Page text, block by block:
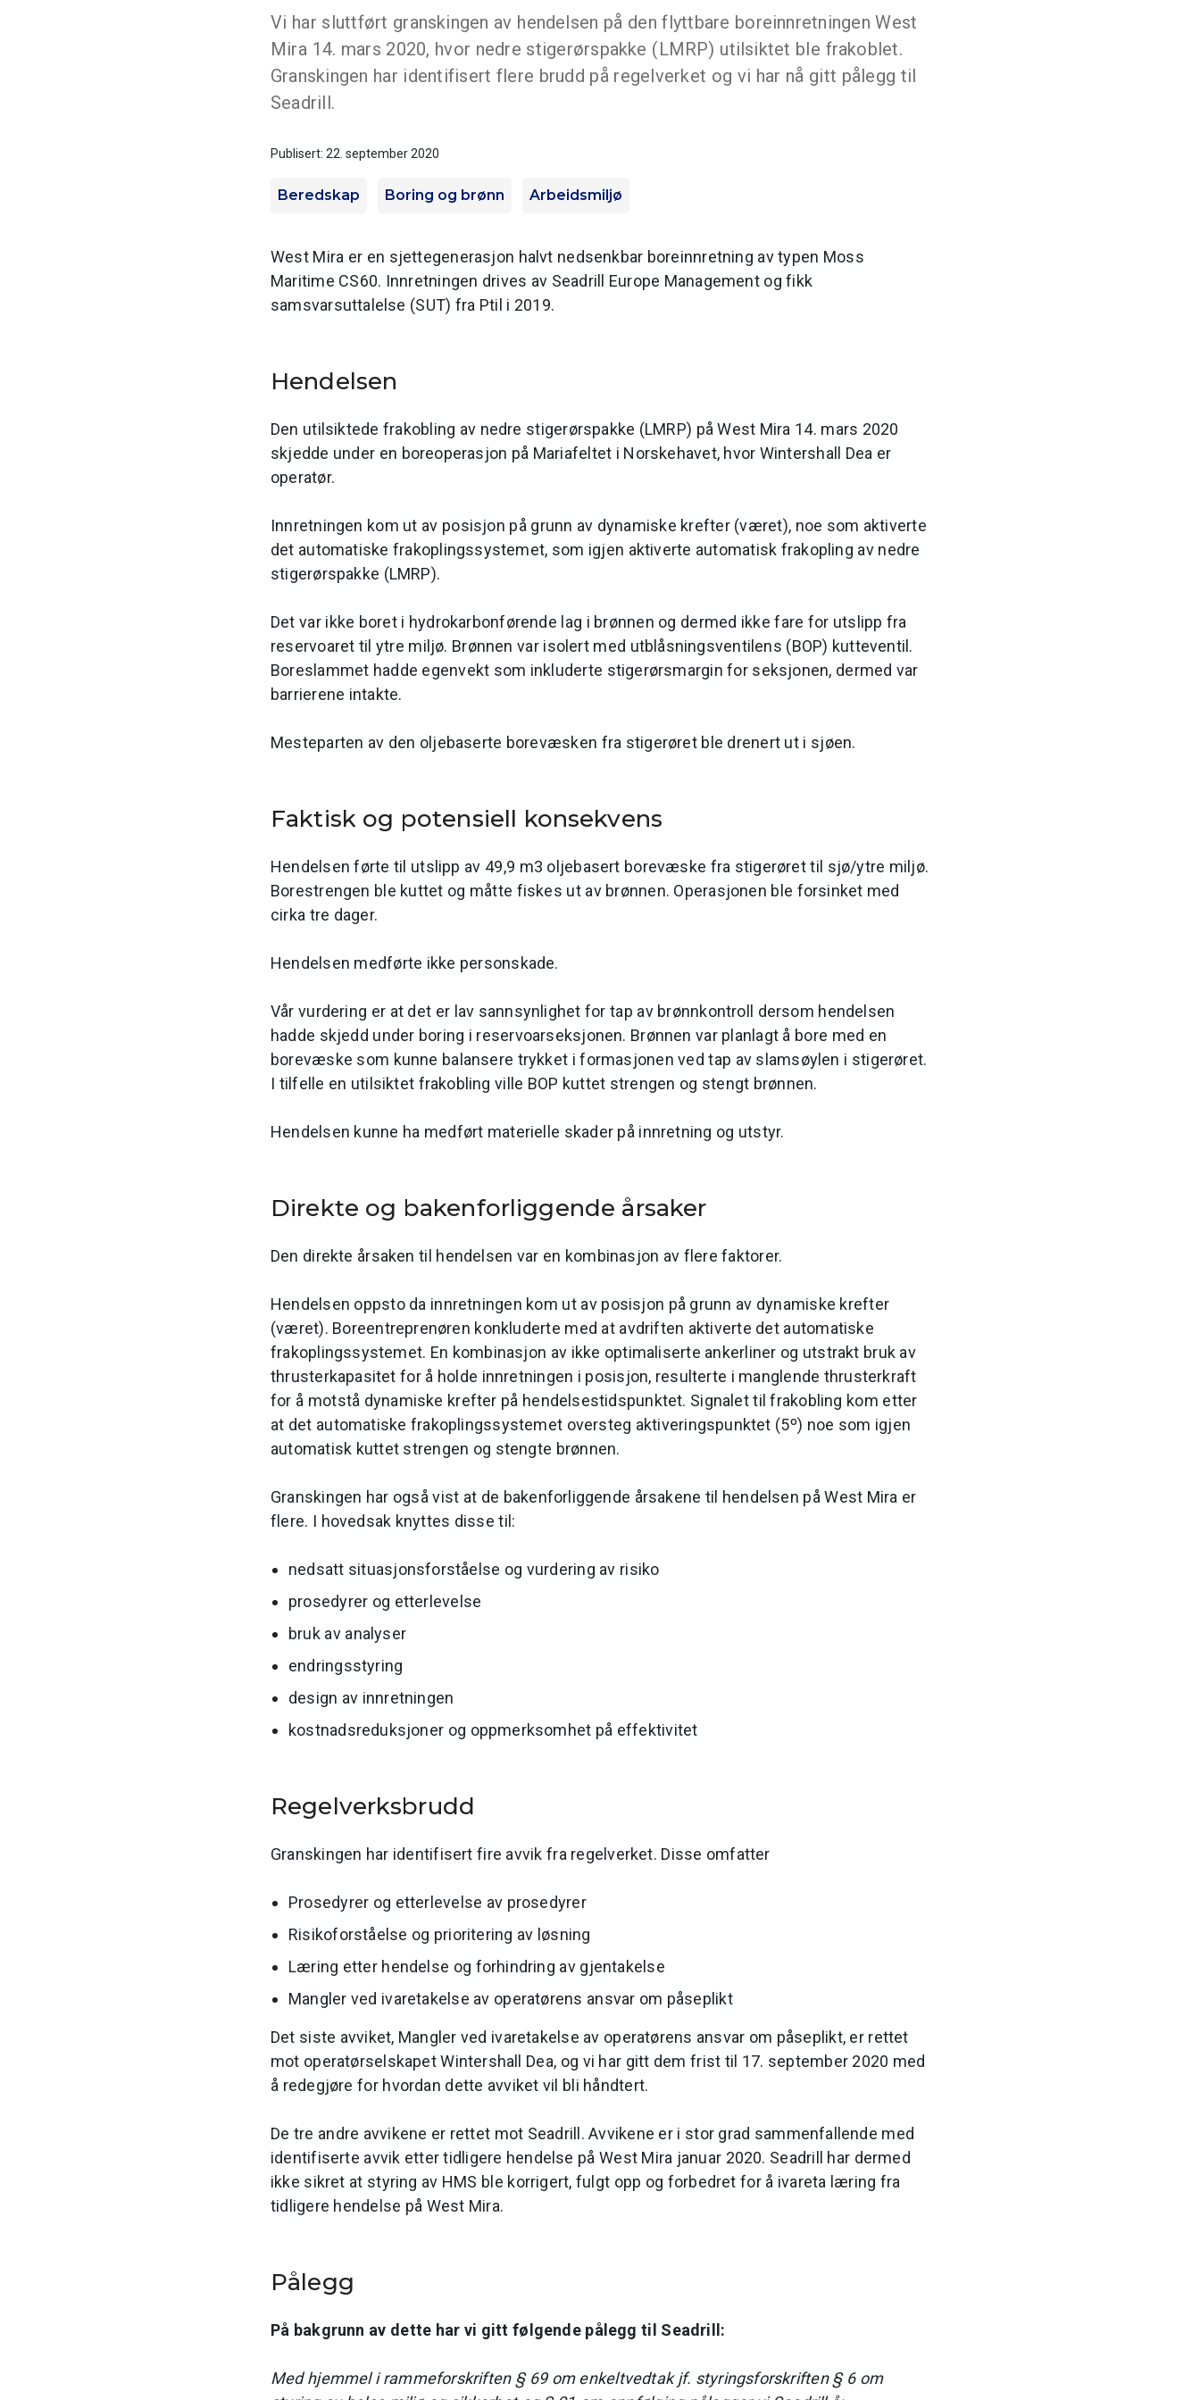
Vi har sluttført granskingen av hendelsen på den flyttbare boreinnretningen West
Mira 14. mars 2020, hvor nedre stigerørspakke (LMRP) utilsiktet ble frakoblet.
Granskingen har identifisert flere brudd på regelverket og vi har nå gitt pålegg til
Seadrill.
Publisert: 22. september 2020
Beredskap Boring og brønn Arbeidsmiljø
West Mira er en sjettegenerasjon halvt nedsenkbar boreinnretning av typen Moss
Maritime CS60. Innretningen drives av Seadrill Europe Management og fikk
samsvarsuttalelse (SUT) fra Ptil i 2019.
Hendelsen
Den utilsiktede frakobling av nedre stigerørspakke (LMRP) på West Mira 14. mars 2020
skjedde under en boreoperasjon på Mariafeltet i Norskehavet, hvor Wintershall Dea er
operatør.
Innretningen kom ut av posisjon på grunn av dynamiske krefter (været), noe som aktiverte
det automatiske frakoplingssystemet, som igjen aktiverte automatisk frakopling av nedre
stigerørspakke (LMRP).
Det var ikke boret i hydrokarbonførende lag i brønnen og dermed ikke fare for utslipp fra
reservoaret til ytre miljø. Brønnen var isolert med utblåsningsventilens (BOP) kutteventil.
Boreslammet hadde egenvekt som inkluderte stigerørsmargin for seksjonen, dermed var
barrierene intakte.
Mesteparten av den oljebaserte borevæsken fra stigerøret ble drenert ut i sjøen.
Faktisk og potensiell konsekvens
Hendelsen førte til utslipp av 49,9 m3 oljebasert borevæske fra stigerøret til sjø/ytre miljø.
Borestrengen ble kuttet og måtte fiskes ut av brønnen. Operasjonen ble forsinket med
cirka tre dager.
Hendelsen medførte ikke personskade.
Vår vurdering er at det er lav sannsynlighet for tap av brønnkontroll dersom hendelsen
hadde skjedd under boring i reservoarseksjonen. Brønnen var planlagt å bore med en
borevæske som kunne balansere trykket i formasjonen ved tap av slamsøylen i stigerøret.
I tilfelle en utilsiktet frakobling ville BOP kuttet strengen og stengt brønnen.
Hendelsen kunne ha medført materielle skader på innretning og utstyr.
Direkte og bakenforliggende årsaker
Den direkte årsaken til hendelsen var en kombinasjon av flere faktorer.
Hendelsen oppsto da innretningen kom ut av posisjon på grunn av dynamiske krefter
(været). Boreentreprenøren konkluderte med at avdriften aktiverte det automatiske
frakoplingssystemet. En kombinasjon av ikke optimaliserte ankerliner og utstrakt bruk av
thrusterkapasitet for å holde innretningen i posisjon, resulterte i manglende thrusterkraft
for å motstå dynamiske krefter på hendelsestidspunktet. Signalet til frakobling kom etter
at det automatiske frakoplingssystemet oversteg aktiveringspunktet (5º) noe som igjen
automatisk kuttet strengen og stengte brønnen.
Granskingen har også vist at de bakenforliggende årsakene til hendelsen på West Mira er
flere. I hovedsak knyttes disse til:
nedsatt situasjonsforståelse og vurdering av risiko
prosedyrer og etterlevelse
bruk av analyser
endringsstyring
design av innretningen
kostnadsreduksjoner og oppmerksomhet på effektivitet
Regelverksbrudd
Granskingen har identifisert fire avvik fra regelverket. Disse omfatter
Prosedyrer og etterlevelse av prosedyrer
Risikoforståelse og prioritering av løsning
Læring etter hendelse og forhindring av gjentakelse
Mangler ved ivaretakelse av operatørens ansvar om påseplikt
Det siste avviket, Mangler ved ivaretakelse av operatørens ansvar om påseplikt, er rettet
mot operatørselskapet Wintershall Dea, og vi har gitt dem frist til 17. september 2020 med
å redegjøre for hvordan dette avviket vil bli håndtert.
De tre andre avvikene er rettet mot Seadrill. Avvikene er i stor grad sammenfallende med
identifiserte avvik etter tidligere hendelse på West Mira januar 2020. Seadrill har dermed
ikke sikret at styring av HMS ble korrigert, fulgt opp og forbedret for å ivareta læring fra
tidligere hendelse på West Mira.
Pålegg
På bakgrunn av dette har vi gitt følgende pålegg til Seadrill:
Med hjemmel i rammeforskriften § 69 om enkeltvedtak jf. styringsforskriften § 6 om